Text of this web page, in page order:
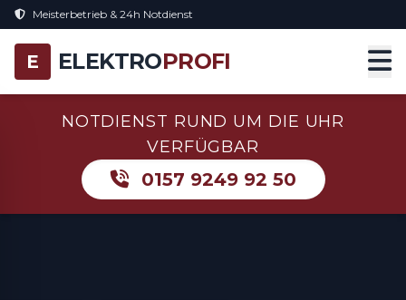
Meisterbetrieb & 24h Notdienst
E ELEKTROPROFI
NOTDIENST RUND UM DIE UHR
VERFÜGBAR
0157 9249 92 50